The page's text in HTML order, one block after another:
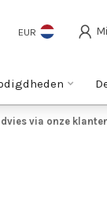
EUR
via onze